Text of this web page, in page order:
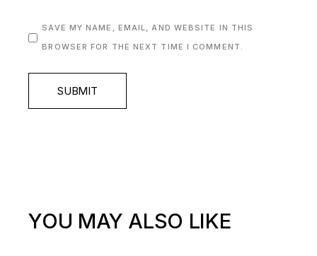
SAVE MY NAME, EMAIL, AND WEBSITE IN THIS
BROWSER FOR THE NEXT TIME I COMMENT.
SUBMIT
YOU MAY ALSO LIKE